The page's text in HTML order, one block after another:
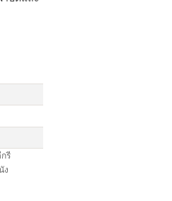
รี
ง